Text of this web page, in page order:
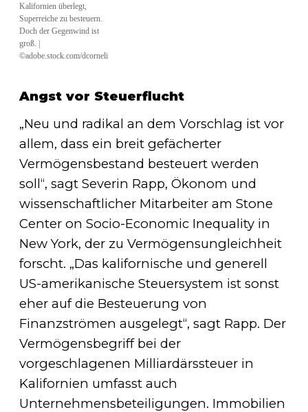
Kalifornien überlegt,
Superreiche zu besteuern.
Doch der Gegenwind ist
groß. |
©adobe.stock.com/dcorneli
Angst vor Steuerflucht
„Neu und radikal an dem Vorschlag ist vor
allem, dass ein breit gefächerter
Vermögensbestand besteuert werden
soll“, sagt Severin Rapp, Ökonom und
wissenschaftlicher Mitarbeiter am Stone
Center on Socio-Economic Inequality in
New York, der zu Vermögensungleichheit
forscht. „Das kalifornische und generell
US-amerikanische Steuersystem ist sonst
eher auf die Besteuerung von
Finanzströmen ausgelegt“, sagt Rapp. Der
Vermögensbegriff bei der
vorgeschlagenen Milliardärssteuer in
Kalifornien umfasst auch
Unternehmensbeteiligungen. Immobilien